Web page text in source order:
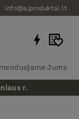
info@ajproduktai.lt
Jums
r.